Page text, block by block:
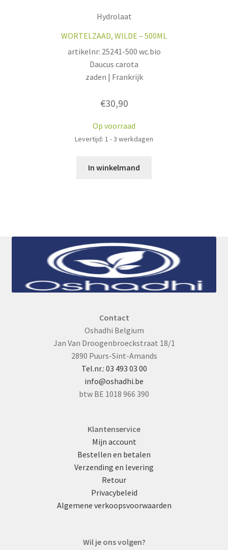
Hydrolaat
WORTELZAAD, WILDE – 500ML
artikelnr: 25241-500 wc.bio
Daucus carota
zaden | Frankrijk
€30,90
Op voorraad
Levertijd: 1 - 3 werkdagen
In winkelmand
Contact
Oshadhi Belgium
Jan Van Droogenbroeckstraat 18/1
2890 Puurs-Sint-Amands
Tel.nr.: 03 493 03 00
info@oshadhi.be
btw BE 1018 966 390
Klantenservice
Mijn account
Bestellen en betalen
Verzending en levering
Retour
Privacybeleid
Algemene verkoopsvoorwaarden
Wil je ons volgen?